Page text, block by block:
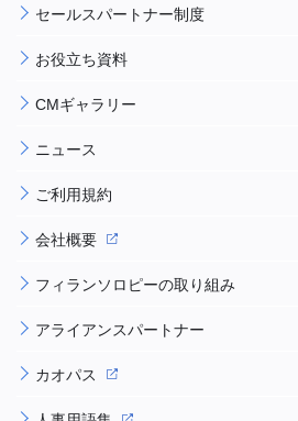
セールスパートナー制度
お役立ち資料
CMギャラリー
ニュース
ご利用規約
会社概要
フィランソロピーの取り組み
アライアンスパートナー
カオパス